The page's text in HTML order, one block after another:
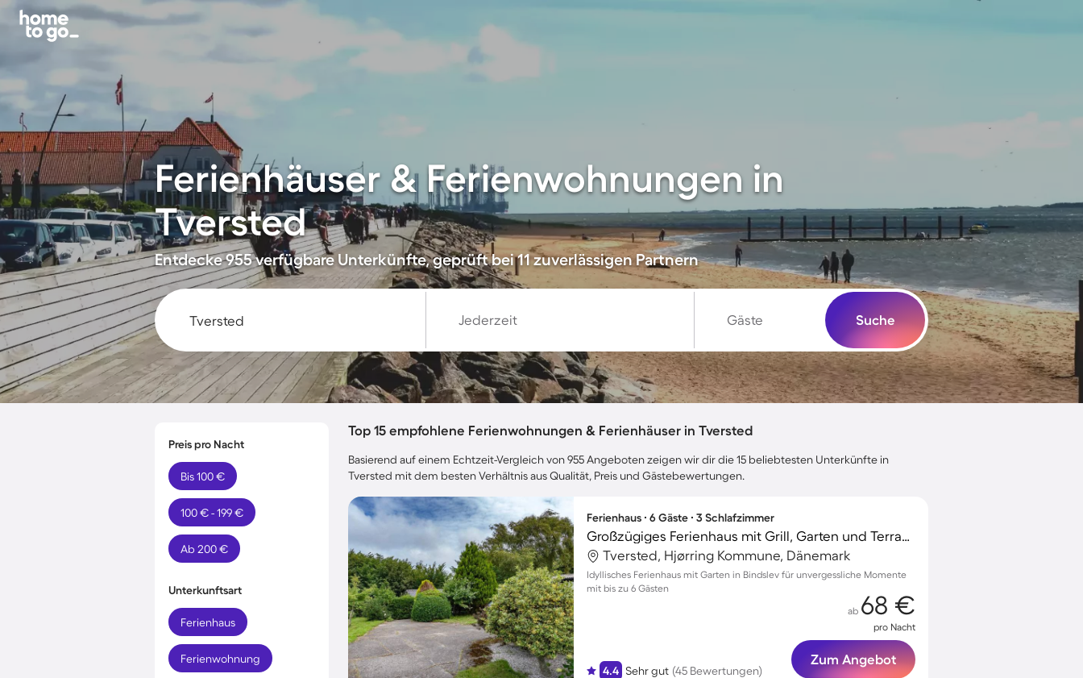
Ferienhäuser & Ferienwohnungen in
Tversted
Entdecke 955 verfügbare Unterkünfte, geprüft bei 11 zuverlässigen Partnern
Jederzeit Gäste Suche
Preis pro Nacht
Bis 100 €
100 € - 199 €
Ab 200 €
Unterkunftsart
Ferienhaus
Ferienwohnung
Top 15 empfohlene Ferienwohnungen & Ferienhäuser in Tversted
Basierend auf einem Echtzeit-Vergleich von 955 Angeboten zeigen wir dir die 15 beliebtesten Unterkünfte in
Tversted mit dem besten Verhältnis aus Qualität, Preis und Gästebewertungen.
Ferienhaus ∙ 6 Gäste ∙ 3 Schlafzimmer
Großzügiges Ferienhaus mit Grill, Garten und Terrasse
Tversted, Hjørring Kommune, Dänemark
Idyllisches Ferienhaus mit Garten in Bindslev für unvergessliche Momente
mit bis zu 6 Gästen
4.4 Sehr gut (45 Bewertungen)
ab 68 €
pro Nacht
Zum Angebot